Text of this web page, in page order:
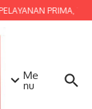
PRIMA,
Me
nu